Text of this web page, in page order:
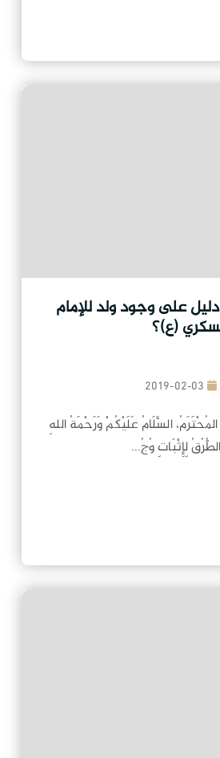
على وجود ولد للإمام
(ع)؟
2019-02-03
السَّلَامُ عَلَيْكُمْ وَرَحْمَةُ اللهِ
لِإِثْبَاتِ وُجُ...